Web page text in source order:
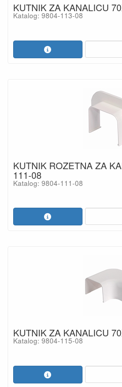
KUTNIK ZA KANALICU
Katalog: 9804-113-08
KUTNIK ROZETNA ZA
111-08
Katalog: 9804-111-08
KUTNIK ZA KANALICU
Katalog: 9804-115-08